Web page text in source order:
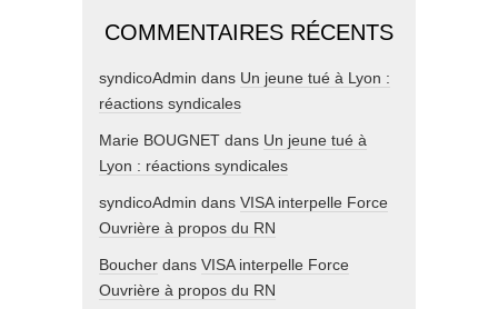
COMMENTAIRES RÉCENTS
syndicoAdmin dans Un jeune tué à Lyon :
réactions syndicales
Marie BOUGNET dans Un jeune tué à
Lyon : réactions syndicales
syndicoAdmin dans VISA interpelle Force
Ouvrière à propos du RN
Boucher dans VISA interpelle Force
Ouvrière à propos du RN